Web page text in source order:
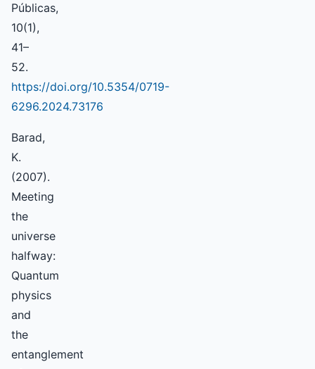
Públicas,
10(1),
41–
52.
https://doi.org/10.5354/0719-
6296.2024.73176
Barad,
K.
(2007).
Meeting
the
universe
halfway:
Quantum
physics
and
the
entanglement